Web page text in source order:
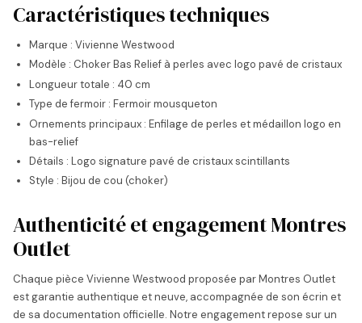
Caractéristiques techniques
Marque : Vivienne Westwood
Modèle : Choker Bas Relief à perles avec logo pavé de cristaux
Longueur totale : 40 cm
Type de fermoir : Fermoir mousqueton
Ornements principaux : Enfilage de perles et médaillon logo en
bas-relief
Détails : Logo signature pavé de cristaux scintillants
Style : Bijou de cou (choker)
Authenticité et engagement Montres
Outlet
Chaque pièce Vivienne Westwood proposée par Montres Outlet
est garantie authentique et neuve, accompagnée de son écrin et
de sa documentation officielle. Notre engagement repose sur un